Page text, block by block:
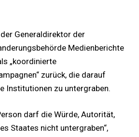
Generaldirektor der
Medienberichte
„koordinierte
zurück, die darauf
Institutionen zu untergraben.
darf die Würde, Autorität,
Staates nicht untergraben“,